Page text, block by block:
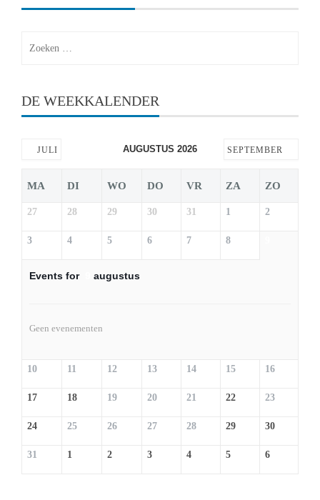
DE WEEKKALENDER
JULI AUGUSTUS 2026 SEPTEMBER
MA DI WO DO VR ZA ZO
27 28 29 30 31 1 2
3 4 5 6 7 8
Events for augustus
Geen evenementen
10 11 12 13 14 15 16
17 18 19 20 21 22 23
24 25 26 27 28 29 30
31 1 2 3 4 5 6